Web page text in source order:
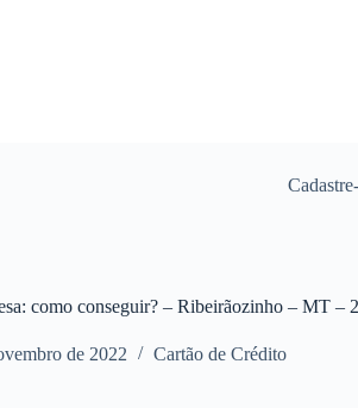
como conseguir? – Ribeirãozinho – MT –
de 2022 Cartão de Crédito